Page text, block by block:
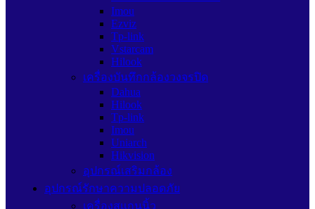
Imou
Ezviz
Tp-link
Vstarcam
Hilook
เครื่องบันทึกกล้องวงจรปิด
Dahua
Hilook
Tp-link
Imou
Uniarch
Hikvision
อุปกรณ์เสริมกล้อง
อุปกรณ์รักษาความปลอดภัย
เครื่องสแกนนิ้ว